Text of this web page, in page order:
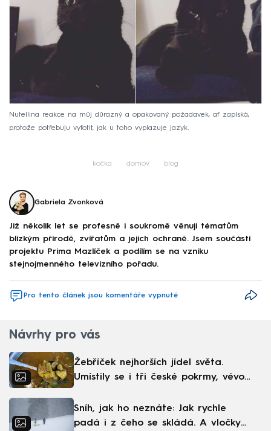
Nutellina reakce na můj důrazný a opakovaný požadavek, ať zapíská,
protože potřebuju vyfotit, jak u toho vyplazuje jazyk.
kočka domov blog
Gabriela Zvonková
Již několik let se profesně i soukromě věnuji tématům
blízkým přírodě, zvířatům a jejich ochraně. Jsem součástí
projektu Prima Mazlíček a podílím se na vzniku
stejnojmenného televizního pořadu.
Pro tento článek jsou komentáře vypnuté
Návrhy pro vás
Žebříček nejhorších jídel světa.
Umístily se i tři české pokrmy, vévodí
Sníh, jak ho neznáte: Jak rychle
padá i z čeho se skládá. A vločky